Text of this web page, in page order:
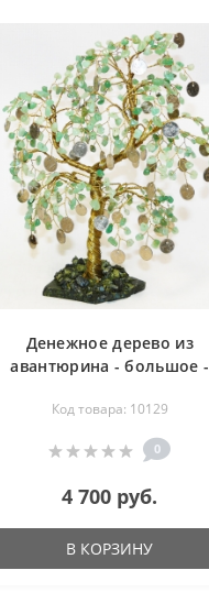
Денежное дерево из
авантюрина - большое -
Код товара: 10129
0
4 700 руб.
В КОРЗИНУ